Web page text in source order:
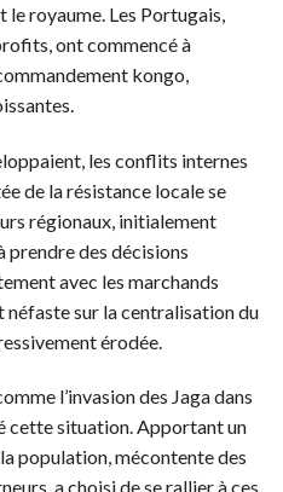
royaume. Les Portugais,
ont commencé à
kongo,
les conflits internes
de la résistance locale se
régionaux, initialement
prendre des décisions
avec les marchands
néfaste sur la centralisation du
érodée.
l’invasion des Jaga dans
cette situation. Apportant un
population, mécontente des
a choisi de se rallier à ces